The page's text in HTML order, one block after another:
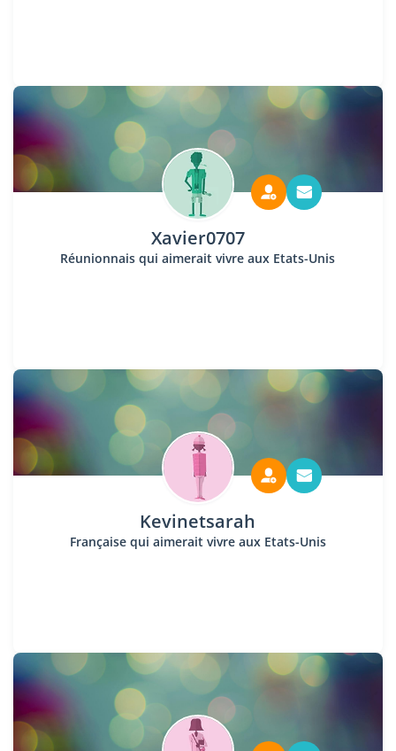
Xavier0707
Réunionnais qui aimerait vivre aux Etats-Unis
Kevinetsarah
Française qui aimerait vivre aux Etats-Unis